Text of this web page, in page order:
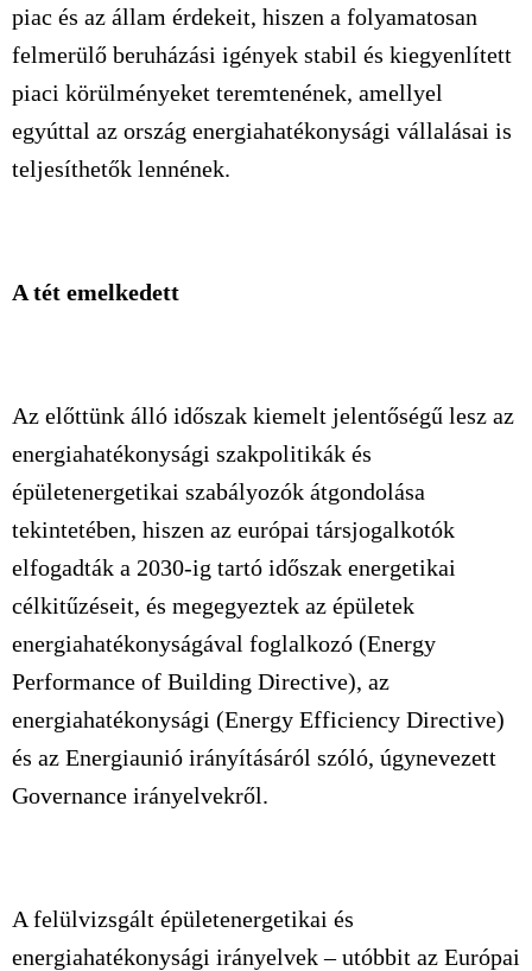
piac és az állam érdekeit, hiszen a folyamatosan
felmerülő beruházási igények stabil és kiegyenlített
piaci körülményeket teremtenének, amellyel
egyúttal az ország energiahatékonysági vállalásai is
teljesíthetők lennének.
A tét emelkedett
Az előttünk álló időszak kiemelt jelentőségű lesz az
energiahatékonysági szakpolitikák és
épületenergetikai szabályozók átgondolása
tekintetében, hiszen az európai társjogalkotók
elfogadták a 2030-ig tartó időszak energetikai
célkitűzéseit, és megegyeztek az épületek
energiahatékonyságával foglalkozó (Energy
Performance of Building Directive), az
energiahatékonysági (Energy Efficiency Directive)
és az Energiaunió irányításáról szóló, úgynevezett
Governance irányelvekről.
A felülvizsgált épületenergetikai és
energiahatékonysági irányelvek – utóbbit az Európai